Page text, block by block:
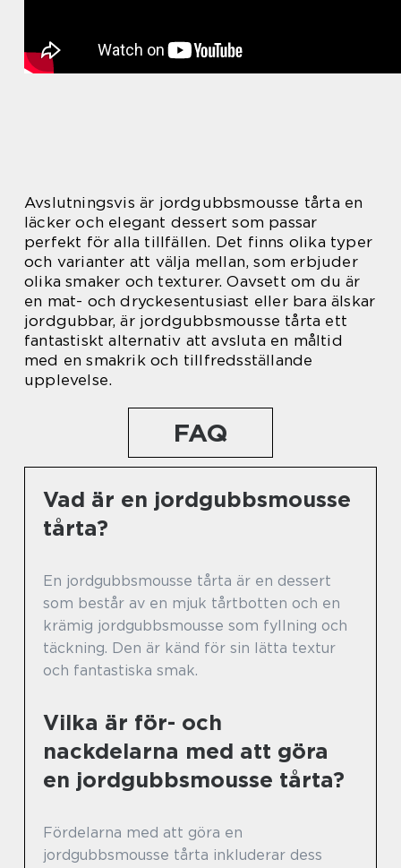
Avslutningsvis är jordgubbsmousse tårta en
läcker och elegant dessert som passar
perfekt för alla tillfällen. Det finns olika typer
och varianter att välja mellan, som erbjuder
olika smaker och texturer. Oavsett om du är
en mat- och dryckesentusiast eller bara älskar
jordgubbar, är jordgubbsmousse tårta ett
fantastiskt alternativ att avsluta en måltid
med en smakrik och tillfredsställande
upplevelse.
FAQ
Vad är en jordgubbsmousse
tårta?
En jordgubbsmousse tårta är en dessert
som består av en mjuk tårtbotten och en
krämig jordgubbsmousse som fyllning och
täckning. Den är känd för sin lätta textur
och fantastiska smak.
Vilka är för- och
nackdelarna med att göra
en jordgubbsmousse tårta?
Fördelarna med att göra en
jordgubbsmousse tårta inkluderar dess